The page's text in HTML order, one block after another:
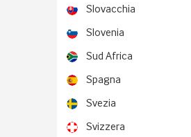
Slovacchia
Slovenia
Sud Africa
Spagna
Svezia
Svizzera